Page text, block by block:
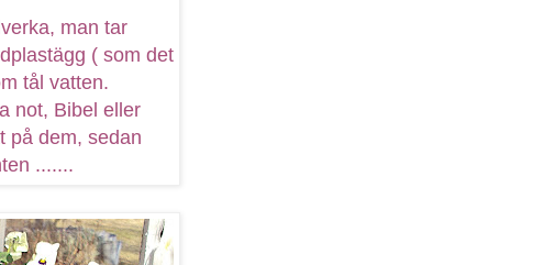
man tar
( som det
tål vatten.
not, Bibel eller
på dem, sedan
.......